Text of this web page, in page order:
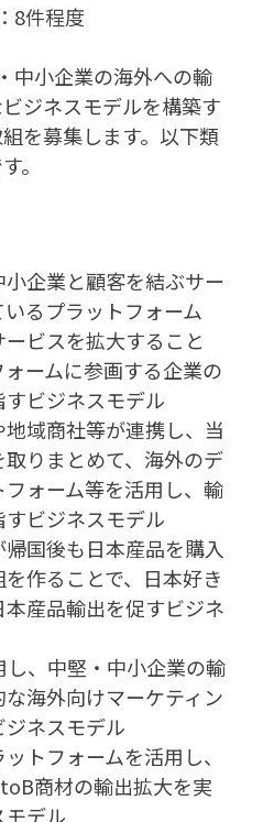
8件程度
中小企業の海外への輸
ジネスモデルを構築す
を募集します。以下類
。
企業と顧客を結ぶサー
るプラットフォーム
ビスを拡大すること
ームに参画する企業の
ビジネスモデル
域商社等が連携し、当
りまとめて、海外のデ
ォーム等を活用し、輸
ビジネスモデル
国後も日本産品を購入
作ることで、日本好き
産品輸出を促すビジネ
し、中堅・中小企業の輸
海外向けマーケティン
ネスモデル
トフォームを活用し、
商材の輸出拡大を実
モデル